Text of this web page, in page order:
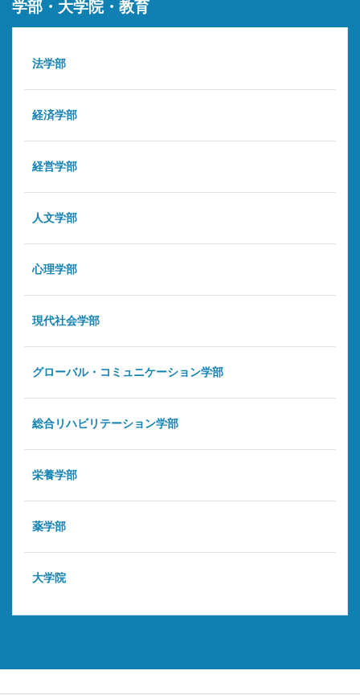
学部・大学院・教育
法学部
経済学部
経営学部
人文学部
心理学部
現代社会学部
グローバル・コミュニケーション学部
総合リハビリテーション学部
栄養学部
薬学部
大学院